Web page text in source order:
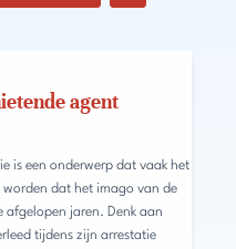
agent
is een onderwerp dat vaak het
worden dat het imago van de
jaren. Denk aan
tijdens zijn arrestatie